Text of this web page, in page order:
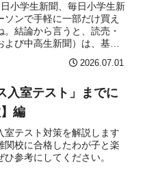
小学生新聞、毎日小学生新
ンで手軽に一部だけ買え
結論から言うと、読売・
び中高生新聞）は、基本
は売っていません。各...
2026.07.01
入室テスト」までに
編
室テスト対策を解説します
関校に合格したわが子と楽
参考にしてください。